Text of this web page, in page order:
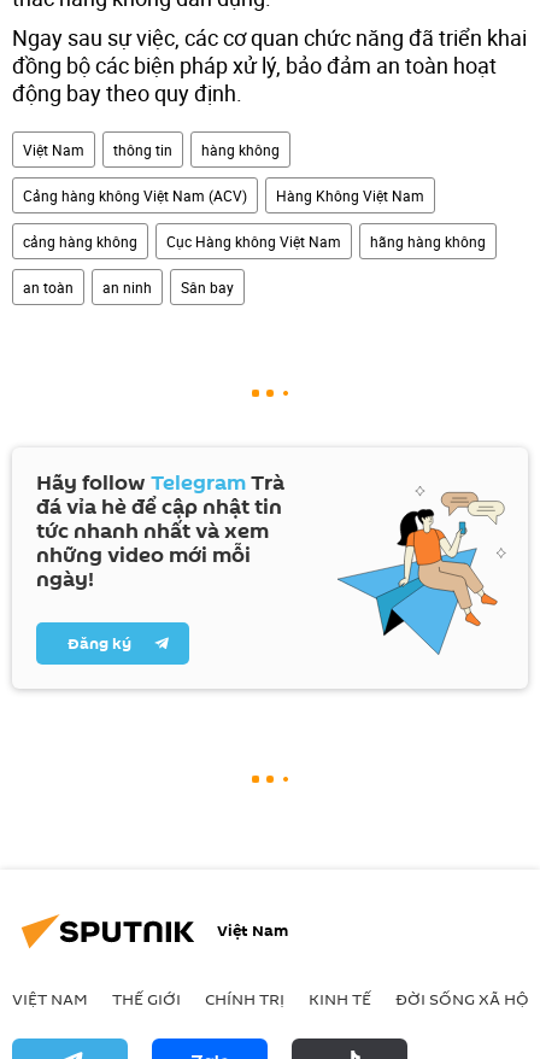
Ngay sau sự việc, các cơ quan chức năng đã triển khai
đồng bộ các biện pháp xử lý, bảo đảm an toàn hoạt
động bay theo quy định.
Việt Nam thông tin hàng không
Cảng hàng không Việt Nam (ACV) Hàng Không Việt Nam
cảng hàng không Cục Hàng không Việt Nam hãng hàng không
an toàn an ninh Sân bay
Hãy follow TelegramTrà
đá vỉa hè để cập nhật tin
tức nhanh nhất và xem
những video mới mỗi
ngày!
Đăng ký
Việt Nam
VIỆT NAM THẾ GIỚI CHÍNH TRỊ KINH TẾ ĐỜI SỐNG XÃ HỘI